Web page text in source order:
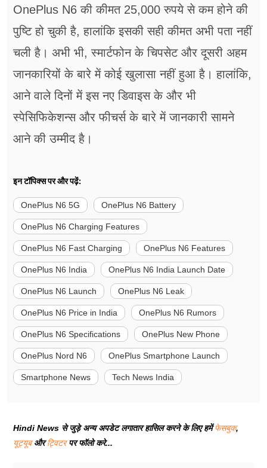
OnePlus N6 की कीमत 25,000 रुपये से कम होने की
पुष्टि हो चुकी है, हालांकि इसकी सही कीमत अभी पता नहीं
चली है। अभी भी, स्मार्टफोन के चिपसेट और दूसरी अहम
जानकारियों के बारे में कोई खुलासा नहीं हुआ है। हालांकि,
आने वाले दिनों में इस नए डिवाइस के और भी
स्पेसिफिकेशन्स और फीचर्स के बारे में जानकारी सामने
आने की उम्मीद है।
इन टॉपिक्स पर और पढ़ें:
OnePlus N6 5G OnePlus N6 Battery
OnePlus N6 Charging Features
OnePlus N6 Fast Charging OnePlus N6 Features
OnePlus N6 India OnePlus N6 India Launch Date
OnePlus N6 Launch OnePlus N6 Leak
OnePlus N6 Price in India OnePlus N6 Rumors
OnePlus N6 Specifications OnePlus New Phone
OnePlus Nord N6 OnePlus Smartphone Launch
Smartphone News Tech News India
Hindi News से जुड़े अन्य अपडेट लगातार हासिल करने के लिए हमेंफेसबुक,
यूट्यूबऔरट्विटरपर फॉलो करे...